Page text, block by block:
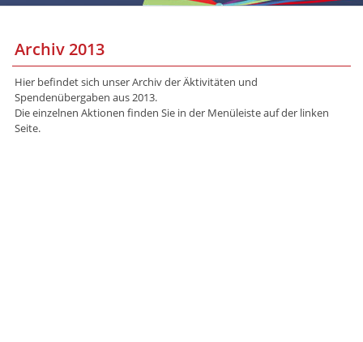
Archiv 2013
Hier befindet sich unser Archiv der Äktivitäten und
Spendenübergaben aus 2013.
Die einzelnen Aktionen finden Sie in der Menüleiste auf der linken
Seite.